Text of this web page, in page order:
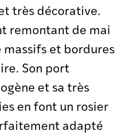
très décorative.
remontant de mai
massifs et bordures
Son port
et sa très
en font un rosier
adapté